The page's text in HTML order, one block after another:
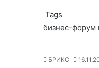
ai
l
itt
er
Tags
бизнес-форум
БРИКС